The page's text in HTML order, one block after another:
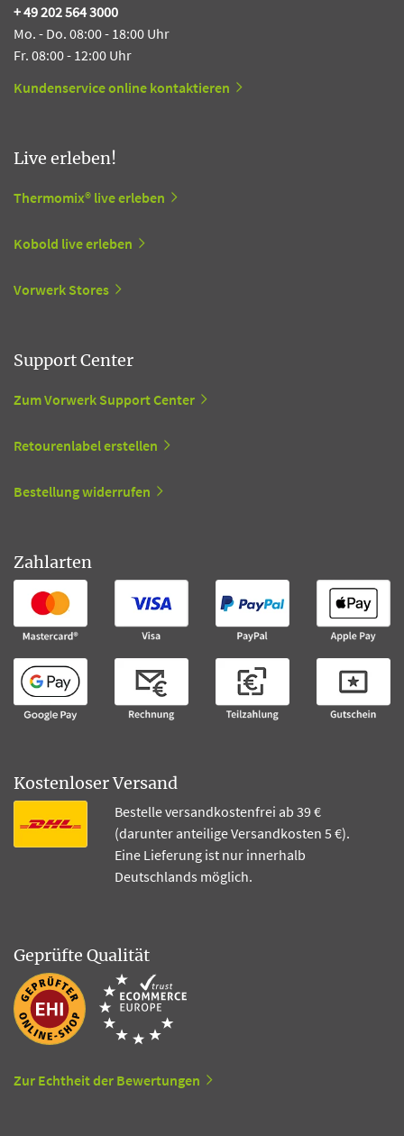
+ 49 202 564 3000
Mo. - Do. 08:00 - 18:00 Uhr
Fr. 08:00 - 12:00 Uhr
Kundenservice online kontaktieren
Live erleben!
Thermomix® live erleben
Kobold live erleben
Vorwerk Stores
Support Center
Zum Vorwerk Support Center
Retourenlabel erstellen
Bestellung widerrufen
Zahlarten
Kostenloser Versand
Bestelle versandkostenfrei ab 39 €
(darunter anteilige Versandkosten 5 €).
Eine Lieferung ist nur innerhalb
Deutschlands möglich.
Geprüfte Qualität
Zur Echtheit der Bewertungen